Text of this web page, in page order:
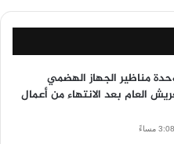
مناظير الجهاز الهضمي
العام بعد الانتهاء من أعمال